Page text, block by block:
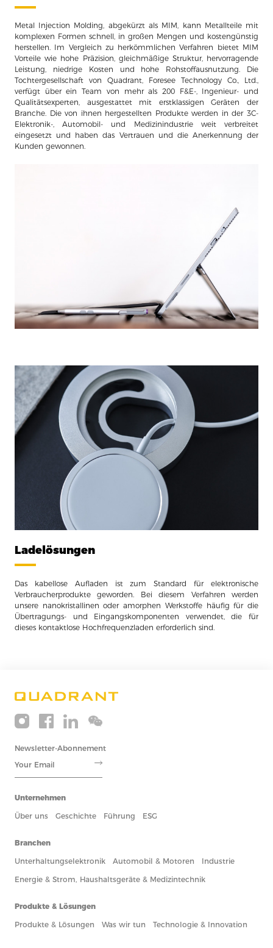
Metal Injection Molding, abgekürzt als MIM, kann Metallteile mit
komplexen Formen schnell, in großen Mengen und kostengünstig
herstellen. Im Vergleich zu herkömmlichen Verfahren bietet MIM
Vorteile wie hohe Präzision, gleichmäßige Struktur, hervorragende
Leistung, niedrige Kosten und hohe Rohstoffausnutzung. Die
Tochtergesellschaft von Quadrant, Foresee Technology Co., Ltd.,
verfügt über ein Team von mehr als 200 F&E-, Ingenieur- und
Qualitätsexperten, ausgestattet mit erstklassigen Geräten der
Branche. Die von ihnen hergestellten Produkte werden in der 3C-
Elektronik-, Automobil- und Medizinindustrie weit verbreitet
eingesetzt und haben das Vertrauen und die Anerkennung der
Kunden gewonnen.
Ladelösungen
Das kabellose Aufladen ist zum Standard für elektronische
Verbraucherprodukte geworden. Bei diesem Verfahren werden
unsere nanokristallinen oder amorphen Werkstoffe häufig für die
Übertragungs- und Eingangskomponenten verwendet, die für
dieses kontaktlose Hochfrequenzladen erforderlich sind.
Newsletter-Abonnement
Unternehmen
Über uns
Geschichte Führung ESG
Branchen
Unterhaltungselektronik
Automobil & Motoren
Industrie
Energie & Strom, Haushaltsgeräte & Medizintechnik
Produkte & Lösungen
Produkte & Lösungen
Was wir tun Technologie & Innovation